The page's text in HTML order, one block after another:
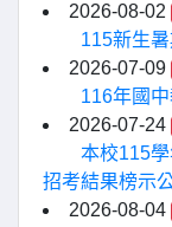
2026-08-02
115新生
2026-07-09
116年國
2026-07-24
本校115
招考結果榜示
2026-08-04